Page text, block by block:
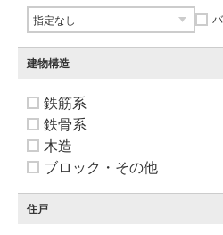
建物構造
鉄筋系
鉄骨系
木造
ブロック・その他
住戸